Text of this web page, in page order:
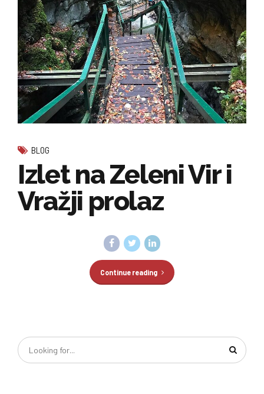
BLOG
Izlet na Zeleni Vir i
Vražji prolaz
Continue reading